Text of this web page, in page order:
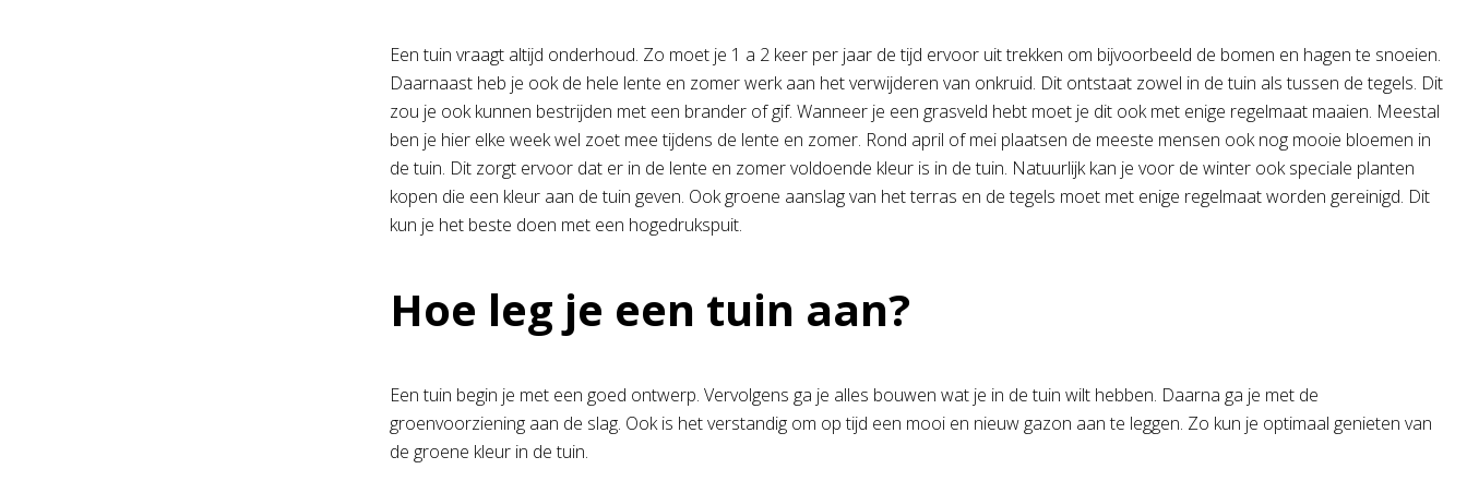
Een tuin vraagt altijd onderhoud. Zo moet je 1 a 2 keer per jaar de tijd ervoor uit trekken om bijvoorbeeld de bomen en hagen te snoeien.
Daarnaast heb je ook de hele lente en zomer werk aan het verwijderen van onkruid. Dit ontstaat zowel in de tuin als tussen de tegels. Dit
zou je ook kunnen bestrijden met een brander of gif. Wanneer je een grasveld hebt moet je dit ook met enige regelmaat maaien. Meestal
ben je hier elke week wel zoet mee tijdens de lente en zomer. Rond april of mei plaatsen de meeste mensen ook nog mooie bloemen in
de tuin. Dit zorgt ervoor dat er in de lente en zomer voldoende kleur is in de tuin. Natuurlijk kan je voor de winter ook speciale planten
kopen die een kleur aan de tuin geven. Ook groene aanslag van het terras en de tegels moet met enige regelmaat worden gereinigd. Dit
kun je het beste doen met een hogedrukspuit.
Hoe leg je een tuin aan?
Een tuin begin je met een goed ontwerp. Vervolgens ga je alles bouwen wat je in de tuin wilt hebben. Daarna ga je met de
groenvoorziening aan de slag. Ook is het verstandig om op tijd een mooi en nieuw gazon aan te leggen. Zo kun je optimaal genieten van
de groene kleur in de tuin.